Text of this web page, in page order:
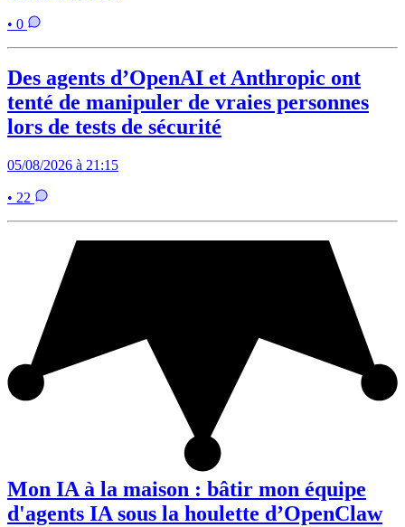
• 0
Des agents d’OpenAI et Anthropic ont
tenté de manipuler de vraies personnes
lors de tests de sécurité
05/08/2026 à 21:15
• 22
Mon IA à la maison : bâtir mon équipe
d'agents IA sous la houlette d’OpenClaw